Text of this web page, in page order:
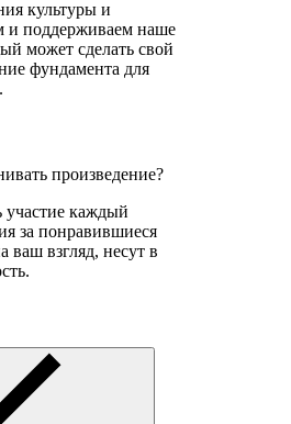
культуры и
и поддерживаем наше
может сделать свой
фундамента для
произведение?
каждый
за понравившиеся
ваш взгляд, несут в